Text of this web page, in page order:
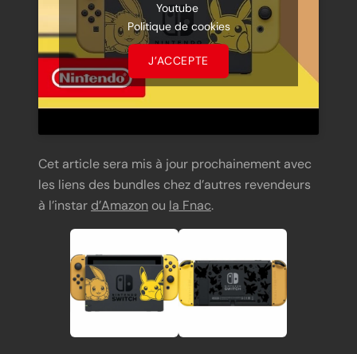
Youtube
Politique de cookies
J’ACCEPTE
Cet article sera mis à jour prochainement avec
les liens des bundles chez d’autres revendeurs
à l’instar d’Amazon ou la Fnac.